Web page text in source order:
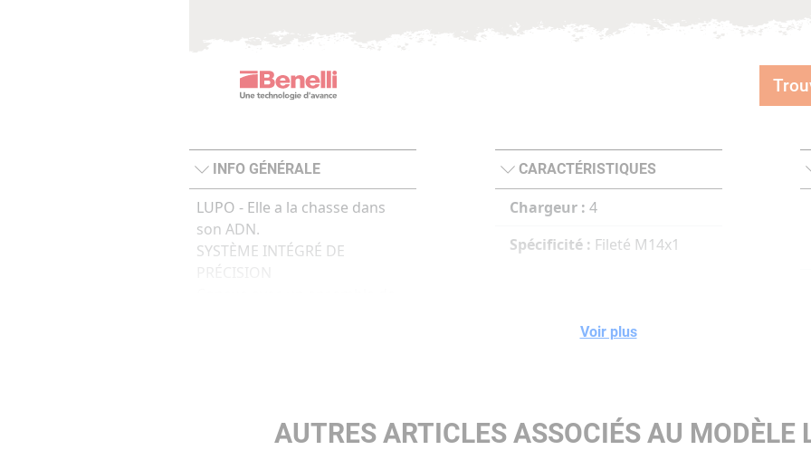
INFO GÉNÉRALE
LUPO - Elle a la chasse dans
son ADN.
SYSTÈME INTÉGRÉ DE
La carcasse rigide en
CARACTÉRISTIQUES
Chargeur : 4
Spécificité : Fileté M14x1
Voir plus
AUTRES ARTICLES ASSOCIÉS AU MODÈLE